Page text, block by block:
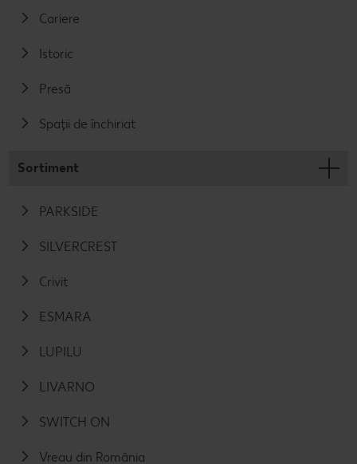
Cariere
Istoric
Presă
Spații de închiriat
Sortiment
PARKSIDE
SILVERCREST
Crivit
ESMARA
LUPILU
LIVARNO
SWITCH ON
Vreau din România